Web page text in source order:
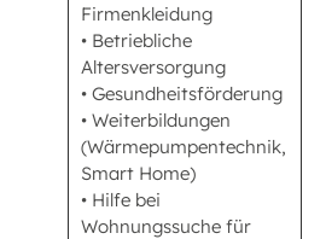
Firmenkleidung
• Betriebliche
Altersversorgung
• Gesundheitsförderung
• Weiterbildungen
(Wärmepumpentechnik,
Smart Home)
• Hilfe bei
Wohnungssuche für